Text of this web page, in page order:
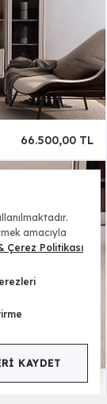
66.500,00 TL
amacıyla
Çerez Politikası
KAYDET